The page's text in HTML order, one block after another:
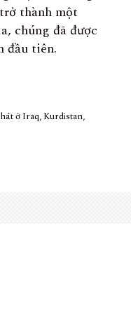
thành một
chúng đã được
đầu tiên.
ở Iraq, Kurdistan,